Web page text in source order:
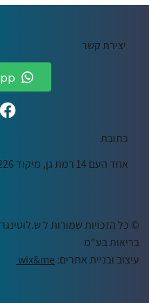
יצירת קשר
כתובת
אחד העם 14 רמת גן, מיקוד 5221226
© כל הזכויות שמורות ל
בריאות בע"מ
עיצוב ובניית אתרים: wix&me